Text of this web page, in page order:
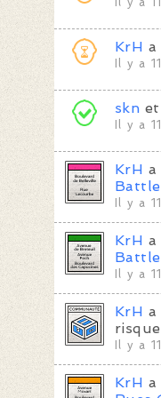
KrH a
Il y a
skn
Il y a
KrH a
Il y a
KrH a
Il y a
KrH a
Il y a
KrH a